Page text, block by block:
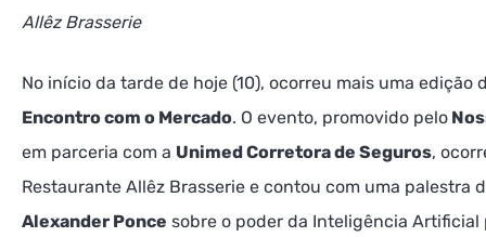
Allêz Brasserie
No início da tarde de hoje (10), ocorreu mais uma edição
Encontro com o Mercado. O evento, promovido pelo
em parceria com a Unimed Corretora de Seguros,
Restaurante Allêz Brasserie e contou com uma palestra
Alexander Ponce sobre o poder da Inteligência Artificial